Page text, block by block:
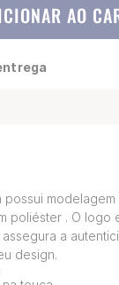
AO
possui
poliéster . O logo
a
design.